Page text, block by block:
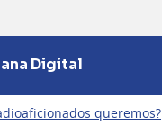
Digital
queremos?